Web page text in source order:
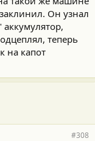
Он узнал
теперь
на капот
#308